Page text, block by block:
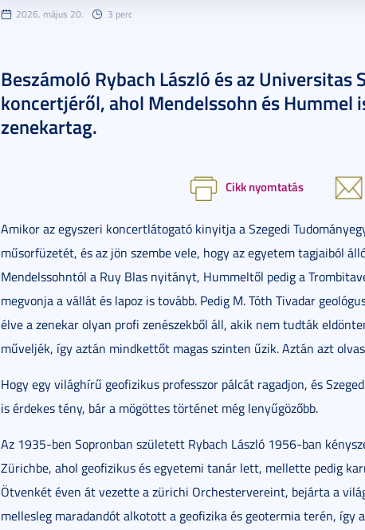
2026. május 20. 3 perc
Beszámoló Rybach László és az Universitas
koncertjéről, ahol Mendelssohn és Hummel
zenekartag.
Cikk nyomtatás
Amikor az egyszeri koncertlátogató kinyitja a Szegedi
műsorfüzetét, és az jön szembe vele, hogy az egyetem tagjaiból
Mendelssohntól a Ruy Blas nyitányt, Hummeltől pedig a
megvonja a vállát és lapoz is tovább. Pedig M. Tóth Tivadar
élve a zenekar olyan profi zenészekből áll, akik nem tudták
műveljék, így aztán mindkettőt magas szinten űzik. Aztán azt
Hogy egy világhírű geofizikus professzor pálcát ragadjon, és
is érdekes tény, bár a mögöttes történet még lenyűgözőbb.
Az 1935-ben Sopronban született Rybach László 1956-ban
Zürichbe, ahol geofizikus és egyetemi tanár lett, mellette pedig
Ötvenkét éven át vezette a zürichi Orchestervereint, bejárta a
mellesleg maradandót alkotott a geofizika és geotermia terén, így